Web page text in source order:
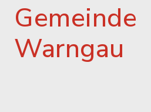
Gemeinde
Warngau